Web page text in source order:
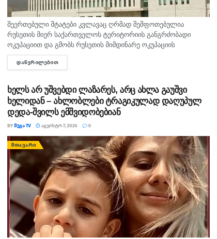
შეერთებული შტატები კვლავაც ღრმად შეშფოთებულია
რუსეთის მიერ საქართველოს ტერიტორიის განგრძობადი
ოკუპაციით და გმობს რუსეთის მიმდინარე ოკუპაციის
პირობებში მომხდარ მკვლელობებს, გატაცებებსა და სხვა
სახის ძალადობა, - ამ განცხადებით აშშ-ს საელჩო
ᲓᲐᲬᲕᲠᲘᲚᲔᲑᲘᲗ
ხელს არ უშვებდი ლაზარეს, არც ახლა გაუშვი
ხელიდან – ახლობლები ტრაგიკულად დაღუპულ
დედა-შვილს ემშვიდობებიან
BYᲛᲔᲒᲐ TV ᲐᲒᲕᲘᲡᲢᲝ 7, 2026 0
ᲛᲗᲐᲕᲐᲠᲘ